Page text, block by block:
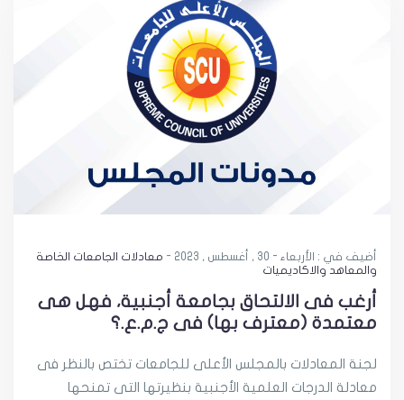
أضيف في : الأربعاء - 30 , أغسطس , 2023 -
معادلات الجامعات الخاصة
والمعاهد والاكاديميات
أرغب فى الالتحاق بجامعة أجنبية، فهل هى
معتمدة (معترف بها) فى ج.م.ع.؟
لجنة المعادلات بالمجلس الأعلى للجامعات تختص بالنظر فى
معادلة الدرجات العلمية الأجنبية بنظيرتها التى تمنحها